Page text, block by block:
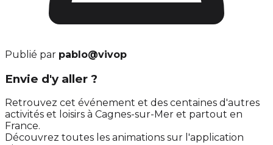
Publié par pablo@vivop
Envie d'y aller ?
Retrouvez cet événement et des centaines d'autres
activités et loisirs à Cagnes-sur-Mer et partout en
France.
Découvrez toutes les animations sur l'application